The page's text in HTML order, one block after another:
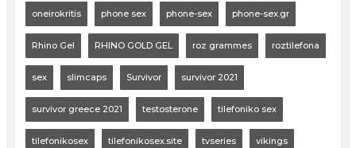
oneirokritis phone sex phone-sex phone-sex.gr
Rhino Gel RHINO GOLD GEL roz grammes roztilefona
sex slimcaps Survivor survivor 2021
survivor greece 2021 testosterone tilefoniko sex
tilefonikosex tilefonikosex.site tvseries vikings